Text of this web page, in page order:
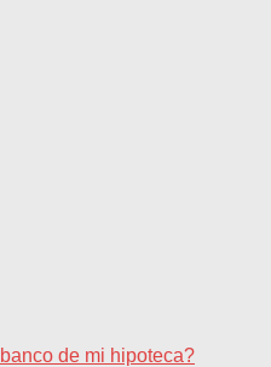
de mi hipoteca?